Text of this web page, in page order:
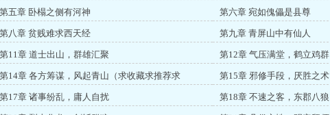
第五章 卧榻之侧有河神 第六章 宛如傀儡是县尊
第八章 贫贱难求西天经 第九章 青屏山中有仙人
第11章 道士出山，群雄汇聚 第12章 气压满堂，鹤立鸡群
第14章 各方筹谋，风起青山（求收藏求推荐求 第15章 邪修手段，厌胜之术
第17章 诸事纷乱，庸人自扰 第18章 不速之客，东郡八狼